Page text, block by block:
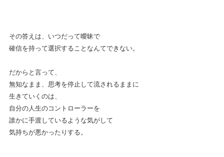
その答えは、いつだって曖昧で
確信を持って選択することなんてできない。
だからと言って、
無知なまま、思考を停止して流されるままに
生きていくのは、
自分の人生のコントローラーを
誰かに手渡しているような気がして
気持ちが悪かったりする。